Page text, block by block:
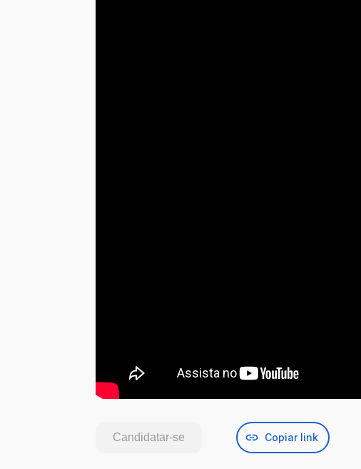
Candidatar-se Copiar link